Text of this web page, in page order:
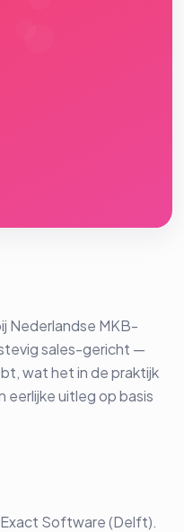
Nederlandse MKB-
sales-gericht —
wat het in de praktijk
eerlijke uitleg op basis
Software (Delft).